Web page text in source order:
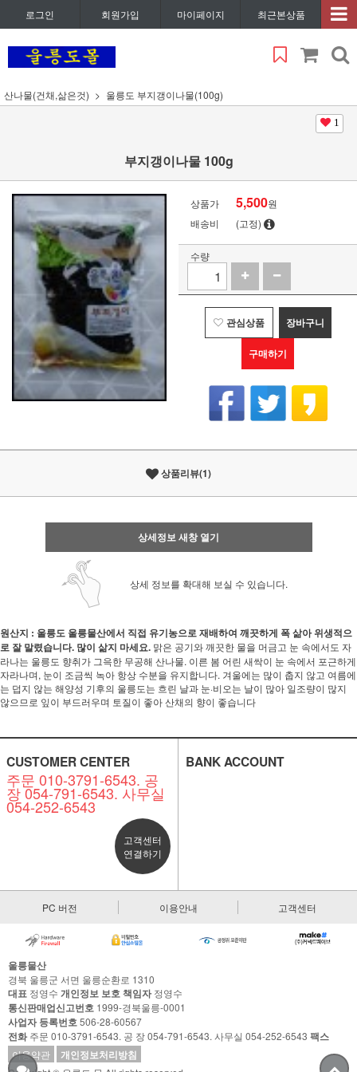
로그인 회원가입 마이페이지 최근본상품
산나물(건채,삶은것) 울릉도 부지갱이나물(100g)
1
부지갱이나물 100g
상품가 5,500원
배송비
(고정)
수량
관심상품 장바구니
구매하기
상품리뷰(1)
상세정보 새창 열기
상세 정보를 확대해 보실 수 있습니다.
원산지 : 울릉도 울릉물산에서 직접 유기농으로 재배하여 깨끗하게 폭 삶아 위생적으
로 잘 말렸습니다. 많이 삶지 마세요. 맑은 공기와 깨끗한 물을 머금고 눈 속에서도 자
라나는 울릉도 향취가 그윽한 무공해 산나물. 이른 봄 어린 새싹이 눈 속에서 포근하게
자라나며, 눈이 조금씩 녹아 항상 수분을 유지합니다. 겨울에는 많이 춥지 않고 여름에
는 덥지 않는 해양성 기후의 울릉도는 흐린 날과 눈·비오는 날이 많아 일조량이 많지
않으므로 잎이 부드러우며 토질이 좋아 산채의 향이 좋습니다
CUSTOMER CENTER
주문 010-3791-6543. 공
장 054-791-6543. 사무실
054-252-6543
고객센터
연결하기
BANK ACCOUNT
PC 버전 이용안내 고객센터
울릉물산
경북 울릉군 서면 울릉순환로 1310
대표 정영수 개인정보 보호 책임자정영수
통신판매업신고번호 1999-경북울릉-0001
사업자 등록번호506-28-60567
전화주문 010-3791-6543. 공 장 054-791-6543. 사무실 054-252-6543 팩스
이용약관 개인정보처리방침